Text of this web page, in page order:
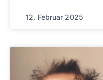
12. Februar 2025